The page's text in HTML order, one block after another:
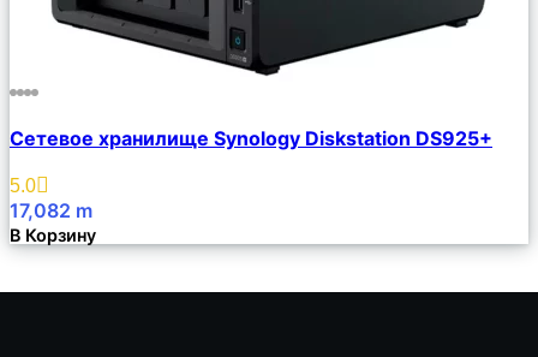
Описание
Избранное
Сетевое хранилище Synology Diskstation DS925+
5.0
17,082 m
В Корзину